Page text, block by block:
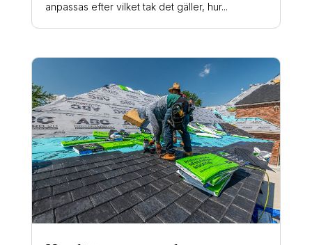
anpassas efter vilket tak det gäller, hur...